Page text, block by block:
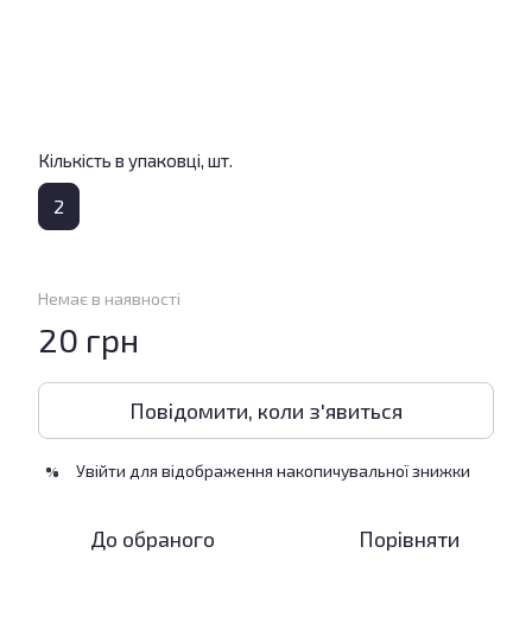
Кількість в упаковці, шт.
2
Немає в наявності
20 грн
Повідомити, коли з'явиться
% Увійти для відображення накопичувальної знижки
До обраного Порівняти